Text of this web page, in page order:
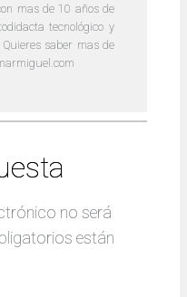
mas de 10 años de
tecnológico y
saber mas de
no será
están